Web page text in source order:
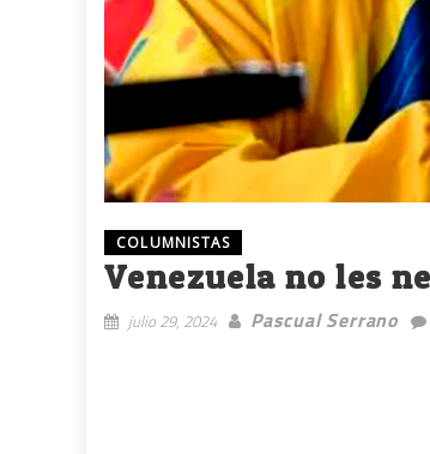
COLUMNISTAS
Venezuela no les
julio 29, 2024 Pascual Serrano